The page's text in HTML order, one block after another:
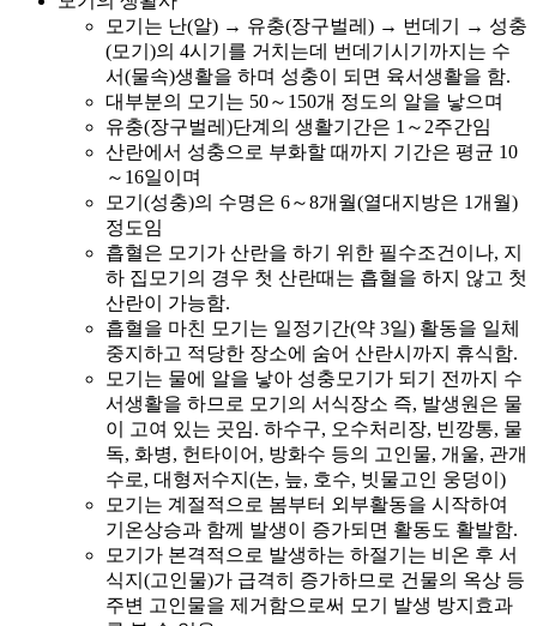
모기는 난(알) → 유충(장구벌레) → 번데기 → 성충
(모기)의 4시기를 거치는데 번데기시기까지는 수
서(물속)생활을 하며 성충이 되면 육서생활을 함.
대부분의 모기는 50～150개 정도의 알을 낳으며
유충(장구벌레)단계의 생활기간은 1～2주간임
산란에서 성충으로 부화할 때까지 기간은 평균 10
～16일이며
모기(성충)의 수명은 6～8개월(열대지방은 1개월)
정도임
흡혈은 모기가 산란을 하기 위한 필수조건이나, 지
하 집모기의 경우 첫 산란때는 흡혈을 하지 않고 첫
산란이 가능함.
흡혈을 마친 모기는 일정기간(약 3일) 활동을 일체
중지하고 적당한 장소에 숨어 산란시까지 휴식함.
모기는 물에 알을 낳아 성충모기가 되기 전까지 수
서생활을 하므로 모기의 서식장소 즉, 발생원은 물
이 고여 있는 곳임. 하수구, 오수처리장, 빈깡통, 물
독, 화병, 헌타이어, 방화수 등의 고인물, 개울, 관개
수로, 대형저수지(논, 늪, 호수, 빗물고인 웅덩이)
모기는 계절적으로 봄부터 외부활동을 시작하여
기온상승과 함께 발생이 증가되면 활동도 활발함.
모기가 본격적으로 발생하는 하절기는 비온 후 서
식지(고인물)가 급격히 증가하므로 건물의 옥상 등
주변 고인물을 제거함으로써 모기 발생 방지효과